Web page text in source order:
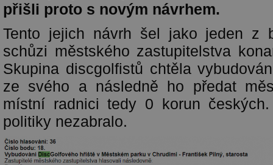
přišli proto s novým návrhem.
Tento jejich návrh šel jako jeden z
schůzi městského zastupitelstva
Skupina discgolfistů chtěla
ze svého a následně ho předat
místní radnici tedy 0 korun
politiky nezabralo.